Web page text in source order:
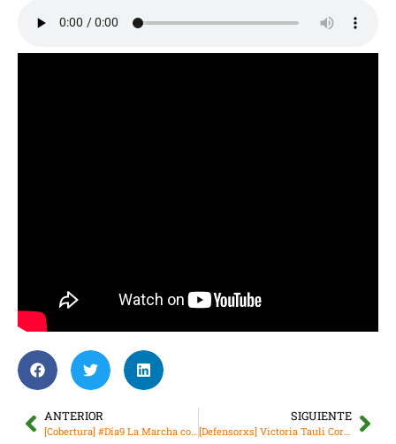
ANTERIOR
[Cobertura] #Día9 La Marcha continúa rumbo a Quito
SIGUIENTE
[Defensorxs] Victoria Tauli Corpuz, abre su agenda en Ecuador en reunión con Waoranis